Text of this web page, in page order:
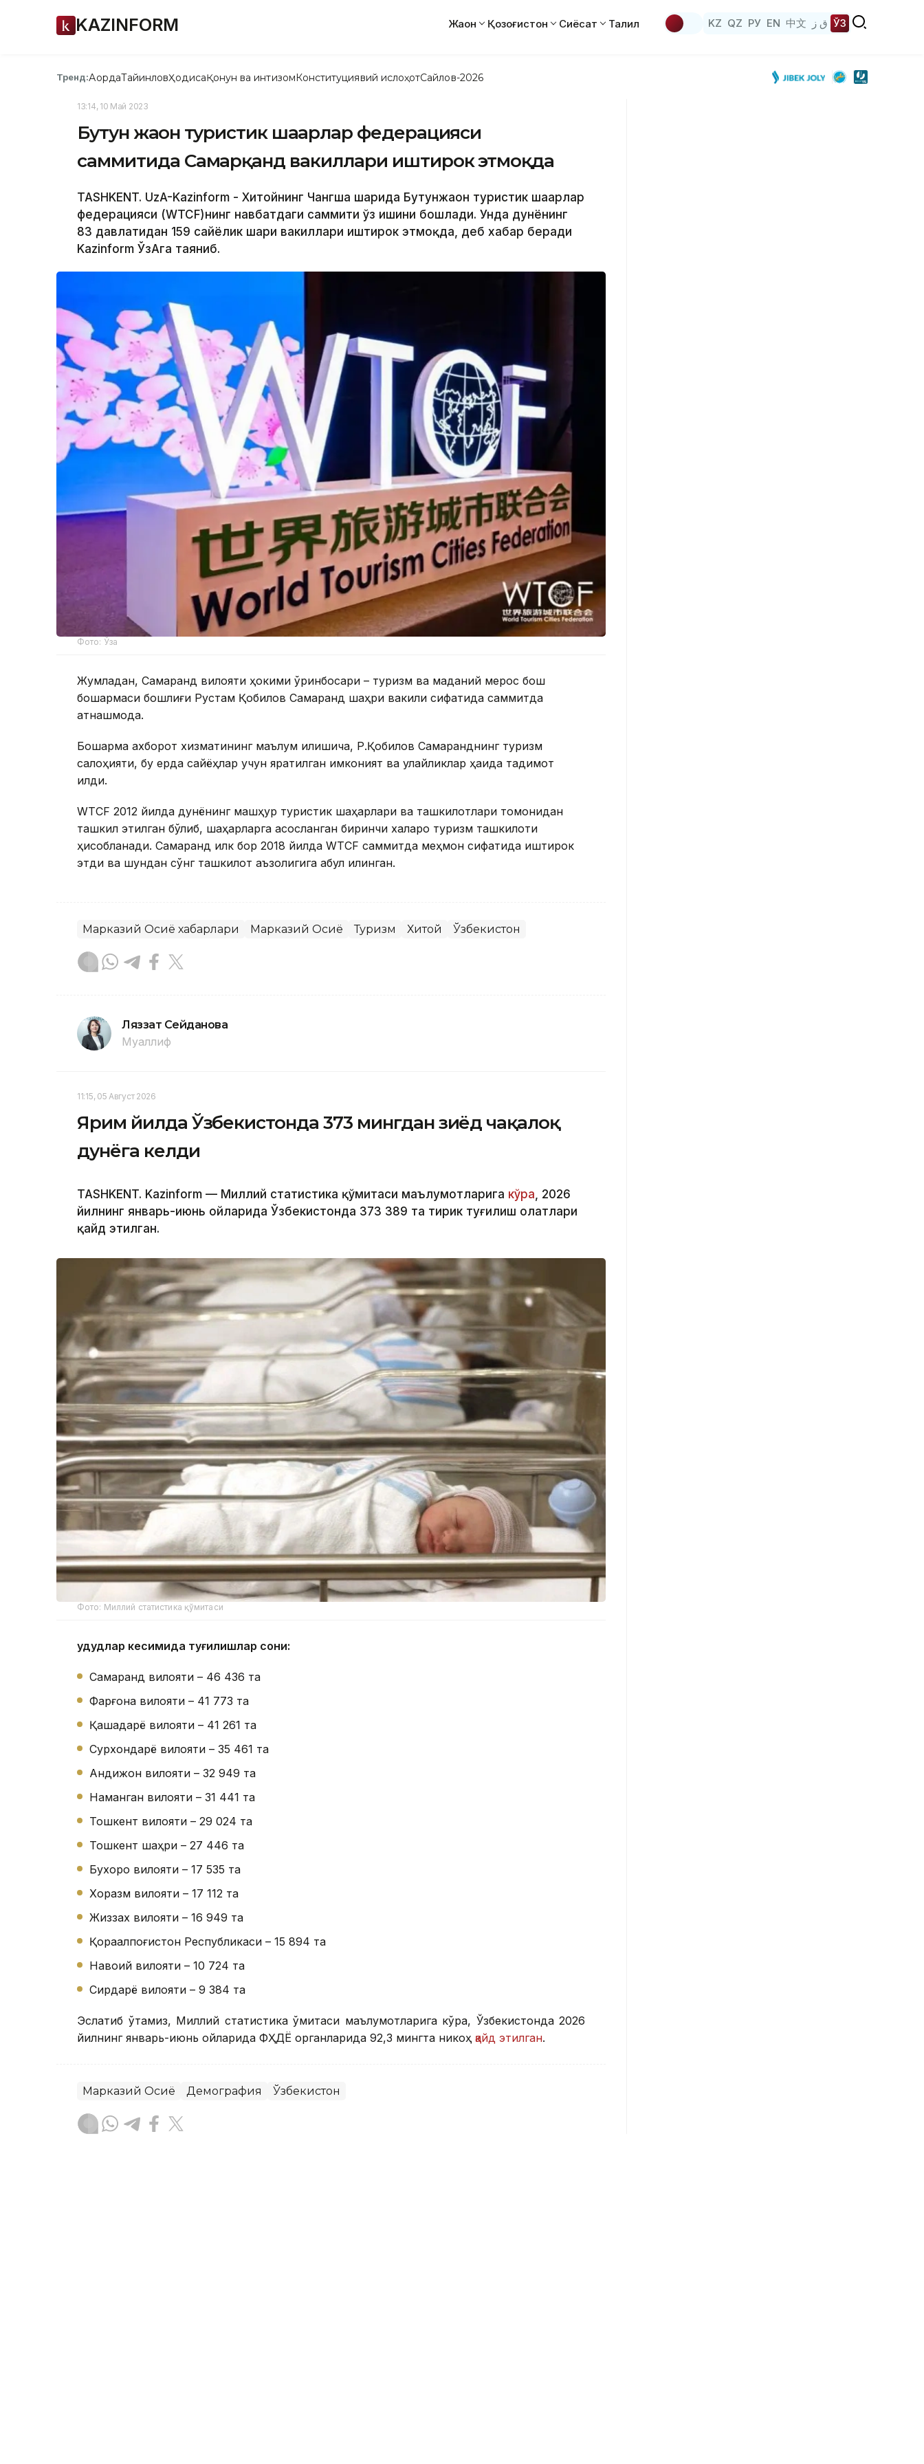
KAZINFORM Жаҳон Қозоғистон Сиёсат Таҳлил KZ QZ РУ EN 中文 ق ز ЎЗ
Тренд:АқордаТайинловҲодисаҚонун ва интизомКонституциявий ислоҳотСайлов-2026
13:14, 10 Май 2023
Бутун жaҳон туристик шаҳарлар федерацияси
саммитида Самарқанд вакиллари иштирок этмоқда
TASHKENT. UzA-Kazinform - Хитойнинг Чангша шаҳрида Бутунжаҳон туристик шаҳарлар
федерацияси (WTCF)нинг навбатдаги саммити ўз ишини бошлади. Унда дунёнинг
83 давлатидан 159 сайёҳлик шаҳри вакиллари иштирок этмоқда, деб хабар беради
Kazinform ЎзАга таяниб.
Фото: Ўза
Жумладан, Самарқанд вилояти ҳокими ўринбосари – туризм ва маданий мерос бош
бошқармаси бошлиғи Рустам Қобилов Самарқанд шаҳри вакили сифатида саммитда
қатнашмоқда.
Бошқарма ахборот хизматининг маълум қилишича, Р.Қобилов Самарқанднинг туризм
салоҳияти, бу ерда сайёҳлар учун яратилган имконият ва қулайликлар ҳақида тақдимот
қилди.
WTCF 2012 йилда дунёнинг машҳур туристик шаҳарлари ва ташкилотлари томонидан
ташкил этилган бўлиб, шаҳарларга асосланган биринчи халқаро туризм ташкилоти
ҳисобланади. Самарқанд илк бор 2018 йилда WTCF саммитда меҳмон сифатида иштирок
этди ва шундан сўнг ташкилот аъзолигига қабул қилинган.
Марказий Осиё хабарлари Марказий Осиё Туризм Хитой Ўзбекистон
Ляззат Сейданова
Муаллиф
11:15, 05 Август 2026
Ярим йилда Ўзбекистонда 373 мингдан зиёд чақалоқ
дунёга келди
TASHKENT. Kazinform — Миллий статистика қўмитаси маълумотларига кўра, 2026
йилнинг январь-июнь ойларида Ўзбекистонда 373 389 та тирик туғилиш ҳолатлари
қайд этилган.
Фото: Миллий статистика қўмитаси
Ҳудудлар кесимида туғилишлар сони:
Самарқанд вилояти – 46 436 та
Фарғона вилояти – 41 773 та
Қашқадарё вилояти – 41 261 та
Сурхондарё вилояти – 35 461 та
Андижон вилояти – 32 949 та
Наманган вилояти – 31 441 та
Тошкент вилояти – 29 024 та
Тошкент шаҳри – 27 446 та
Бухоро вилояти – 17 535 та
Хоразм вилояти – 17 112 та
Жиззах вилояти – 16 949 та
Қорақалпоғистон Республикаси – 15 894 та
Навоий вилояти – 10 724 та
Сирдарё вилояти – 9 384 та
Эслатиб ўтамиз, Миллий статистика қўмитаси маълумотларига кўра, Ўзбекистонда 2026
йилнинг январь-июнь ойларида ФҲДЁ органларида 92,3 мингта никоҳ қайд этилган.
Марказий Осиё Демография Ўзбекистон